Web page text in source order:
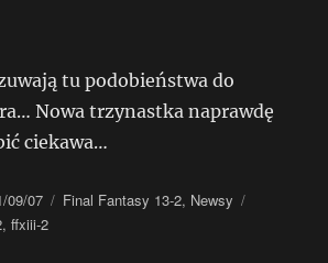
tu podobieństwa do
Nowa trzynastka naprawdę
ciekawa…
09/07 Kategorie
Final Fantasy 13-2, Newsy
,ffxiii-2